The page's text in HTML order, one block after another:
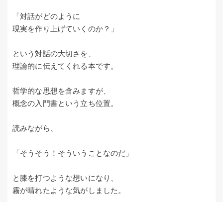
「対話がどのように
現実を作り上げていくのか？」
という対話の大切さを、
理論的に伝えてくれる本です。
哲学的な思想を含みますが、
概念の入門書という立ち位置。
読みながら、
「そうそう！そういうことなのだ」
と膝を打つような想いになり、
霧が晴れたような気がしました。